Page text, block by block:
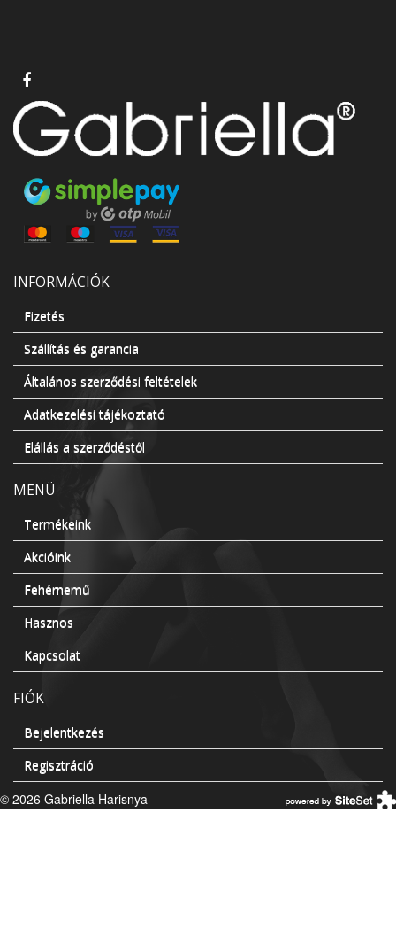
INFORMÁCIÓK
Fizetés
Szállítás és garancia
Általános szerződési feltételek
Adatkezelési tájékoztató
Elállás a szerződéstől
MENÜ
Termékeink
Akcióink
Fehérnemű
Hasznos
Kapcsolat
FIÓK
Bejelentkezés
Regisztráció
© 2026 Gabriella Harisnya